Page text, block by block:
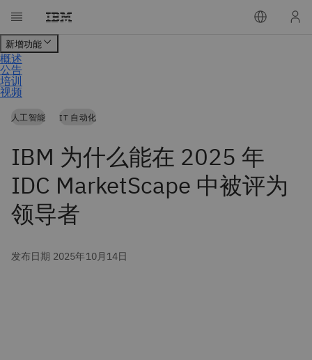
人工智能 IT 自动化
IBM 为什么能在 2025 年
IDC MarketScape 中被评为
领导者
发布日期 2025年10月14日